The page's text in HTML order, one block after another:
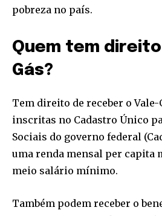
pobreza no país.
Quem tem
Gás?
Tem direito de receber o
inscritas no Cadastro Único
Sociais do governo federal
uma renda mensal per capita
meio salário mínimo.
Também podem receber o